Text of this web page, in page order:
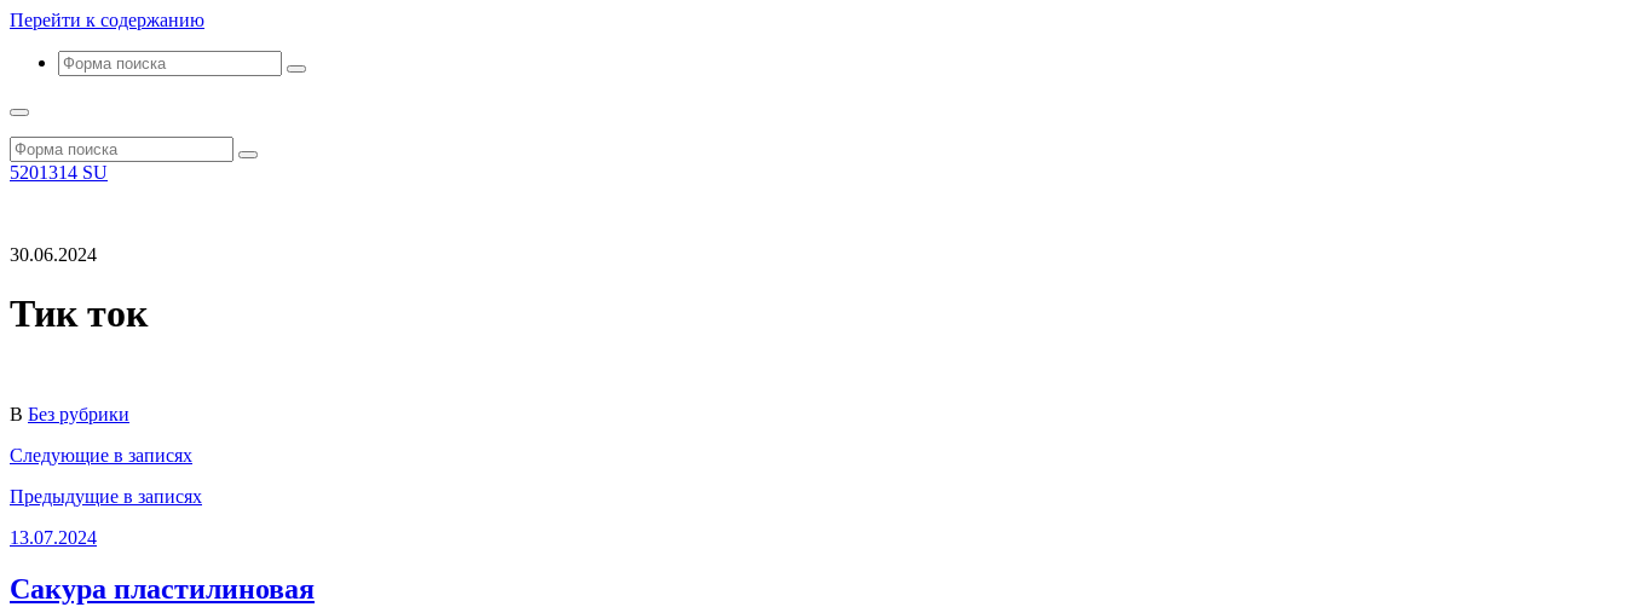
Перейти к содержанию
Поиск
Поиск
5201314 SU
30.06.2024
Тик ток
В Без рубрики
Следующие в записях
Предыдущие в записях
13.07.2024
Сакура пластилиновая